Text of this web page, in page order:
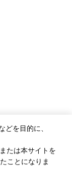
どを目的に、
たは本サイトを
ことになりま
Prefecture